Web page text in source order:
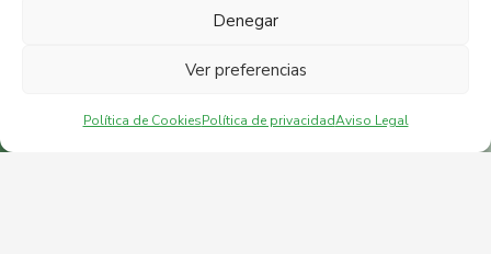
Denegar
Ver preferencias
Política de CookiesPolítica de privacidadAviso Legal
Política de privacidad
Política de Cookies